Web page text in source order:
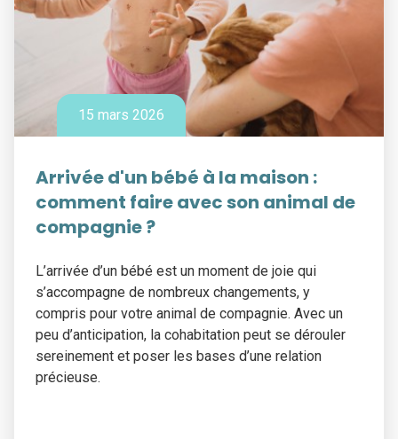
15 mars 2026
Arrivée d'un bébé à la maison :
comment faire avec son animal de
compagnie ?
L’arrivée d’un bébé est un moment de joie qui
s’accompagne de nombreux changements, y
compris pour votre animal de compagnie. Avec un
peu d’anticipation, la cohabitation peut se dérouler
sereinement et poser les bases d’une relation
précieuse.